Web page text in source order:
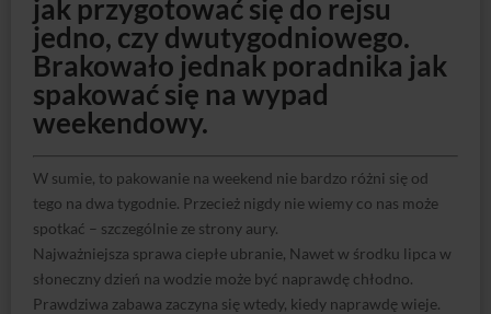
jak przygotować się do rejsu
jedno, czy dwutygodniowego.
Brakowało jednak poradnika jak
spakować się na wypad
weekendowy.
W sumie, to pakowanie na weekend nie bardzo różni się od
tego na dwa tygodnie. Przecież nigdy nie wiemy co nas może
spotkać – szczególnie ze strony aury.
Najważniejsza sprawa ciepłe ubranie, Nawet w środku lipca w
słoneczny dzień na wodzie może być naprawdę chłodno.
Prawdziwa zabawa zaczyna się wtedy, kiedy naprawdę wieje.